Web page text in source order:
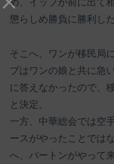
め、イップが前に出て
懲らしめ勝負に勝利した
そこへ、ワンが移民局
プはワンの娘と共に急
に答えなかったので、
と決定。
一方、中華総会では空
ースがやったことでは
へ、バートンがやって